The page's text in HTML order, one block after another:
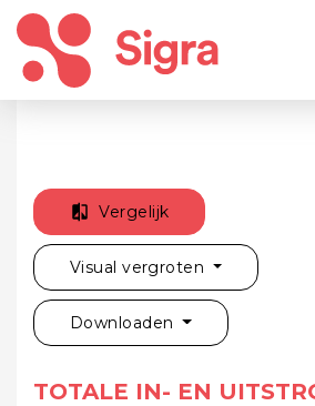
Vergelijk
Visual vergroten
Downloaden
TOTALE IN- EN